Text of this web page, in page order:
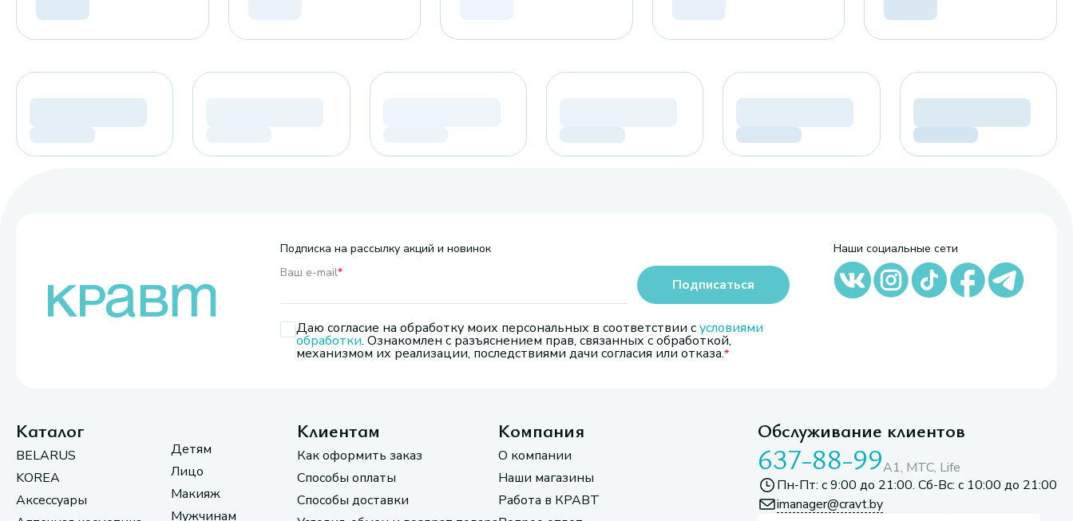
Подписка на рассылку акций и новинок
Ваш e-mail*
Даю согласие на обработку моих персональных в соответствии сусловиями
обработки. Ознакомлен с разъяснением прав, связанных с обработкой,
механизмом их реализации, последствиями дачи согласия или отказа.
Подписаться
Наши социальные сети
Каталог
BELARUS
KOREA
Аксессуары
Детям
Лицо
Макияж
Мужчинам
Клиентам
Как оформить заказ
Способы оплаты
Способы доставки
Компания
О компании
Наши магазины
Работа в КРАВТ
Обслуживание клиентов
637-88-99A1, МТС, Life
Пн-Пт: с 9:00 до 21:00. Сб-Вс: с 10:00 до 21:00
imanager@cravt.by